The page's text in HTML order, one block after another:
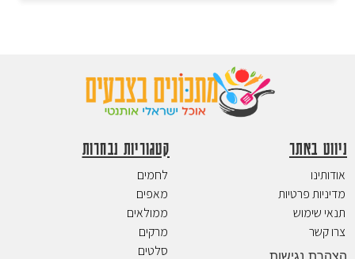
ניווט באתר
אודותינו
מדיניות פרטיות
תנאי שימוש
צרו קשר
קטגוריות נבחרות
לחמים
מאפים
ממולאים
מרקים
סלטים